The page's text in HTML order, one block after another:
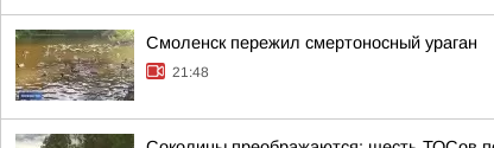
Смоленск пережил смертоносный ураган
21:48